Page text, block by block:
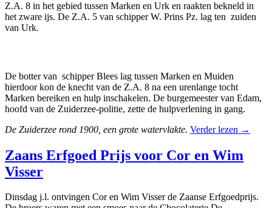
Z.A. 8 in het gebied tussen Marken en Urk en raakten bekneld in
het zware ijs. De Z.A. 5 van schipper W. Prins Pz. lag ten zuiden
van Urk.
De botter van schipper Blees lag tussen Marken en Muiden
hierdoor kon de knecht van de Z.A. 8 na een urenlange tocht
Marken bereiken en hulp inschakelen. De burgemeester van Edam,
hoofd van de Zuiderzee-politie, zette de hulpverlening in gang.
De Zuiderzee rond 1900, een grote watervlakte. Verder lezen →
Zaans Erfgoed Prijs voor Cor en Wim
Visser
Dinsdag j.l. ontvingen Cor en Wim Visser de Zaanse Erfgoedprijs.